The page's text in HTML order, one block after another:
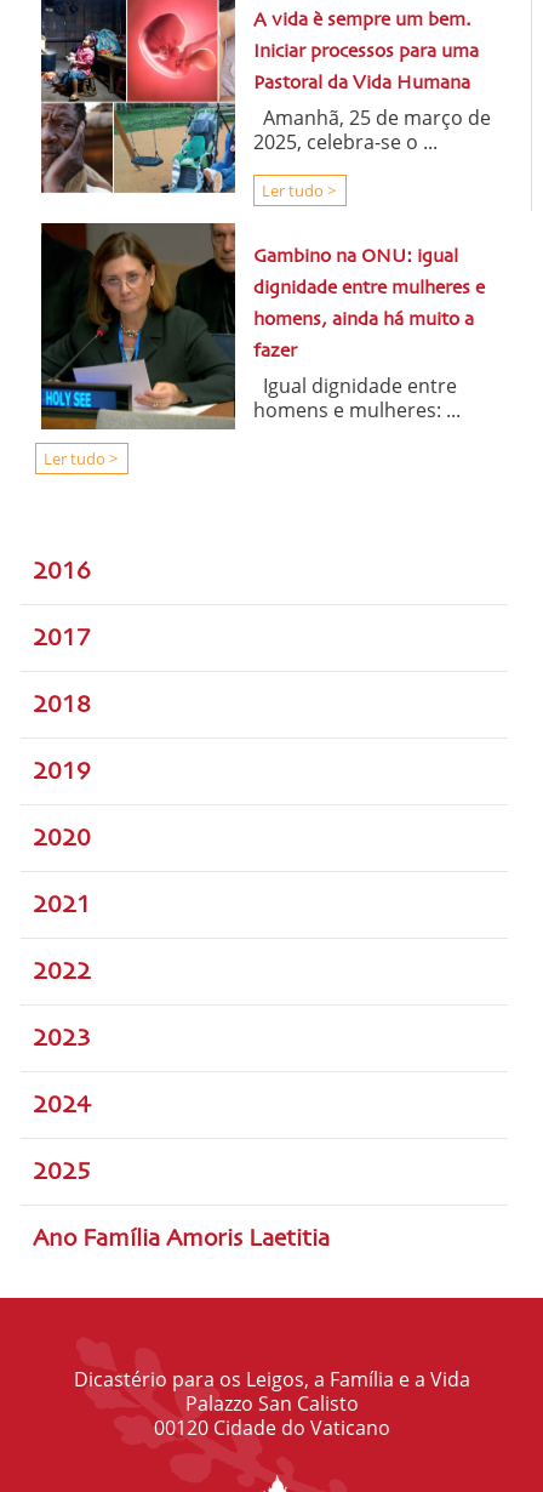
A vida è sempre um bem.
Iniciar processos para uma
Pastoral da Vida Humana
Amanhã, 25 de março de
2025, celebra-se o ...
Ler tudo >
Gambino na ONU: igual
dignidade entre mulheres e
homens, ainda há muito a
fazer
Igual dignidade entre
homens e mulheres: ...
Ler tudo >
2016
2017
2018
2019
2020
2021
2022
2023
2024
2025
Ano Família Amoris Laetitia
Dicastério para os Leigos, a Família e a Vida
Palazzo San Calisto
00120 Cidade do Vaticano